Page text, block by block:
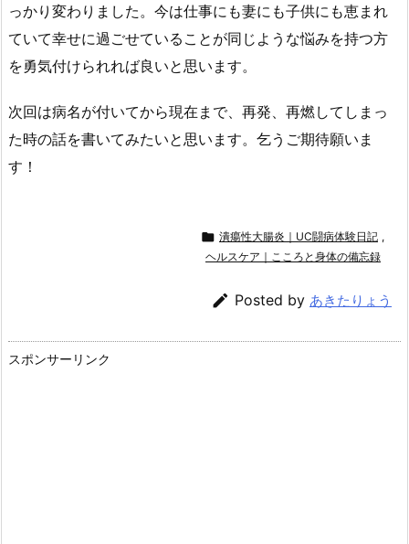
っかり変わりました。今は仕事にも妻にも子供にも恵まれ
ていて幸せに過ごせていることが同じような悩みを持つ方
を勇気付けられれば良いと思います。
次回は病名が付いてから現在まで、再発、再燃してしまっ
た時の話を書いてみたいと思います。乞うご期待願いま
す！
 潰瘍性大腸炎｜UC闘病体験日記 ,
ヘルスケア｜こころと身体の備忘録
 Posted by あきたりょう
スポンサーリンク